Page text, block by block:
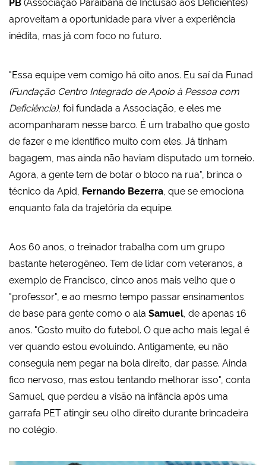
PB (Associação Paraibana de Inclusão aos Deficientes)
aproveitam a oportunidade para viver a experiência
inédita, mas já com foco no futuro.
"Essa equipe vem comigo há oito anos. Eu saí da Funad
(Fundação Centro Integrado de Apoio à Pessoa com
Deficiência), foi fundada a Associação, e eles me
acompanharam nesse barco. É um trabalho que gosto
de fazer e me identifico muito com eles. Já tinham
bagagem, mas ainda não haviam disputado um torneio.
Agora, a gente tem de botar o bloco na rua", brinca o
técnico da Apid, Fernando Bezerra, que se emociona
enquanto fala da trajetória da equipe.
Aos 60 anos, o treinador trabalha com um grupo
bastante heterogêneo. Tem de lidar com veteranos, a
exemplo de Francisco, cinco anos mais velho que o
"professor", e ao mesmo tempo passar ensinamentos
de base para gente como o ala Samuel, de apenas 16
anos. "Gosto muito do futebol. O que acho mais legal é
ver quando estou evoluindo. Antigamente, eu não
conseguia nem pegar na bola direito, dar passe. Ainda
fico nervoso, mas estou tentando melhorar isso", conta
Samuel, que perdeu a visão na infância após uma
garrafa PET atingir seu olho direito durante brincadeira
no colégio.